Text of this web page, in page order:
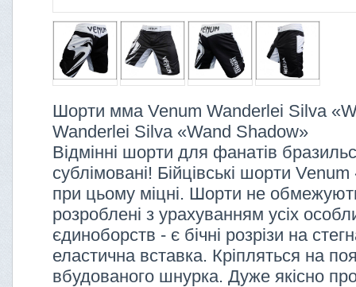
Шорти мма Venum Wanderlei Silva
Wanderlei Silva «Wand Shadow»
Відмінні шорти для фанатів
сублімовані! Бійцівські шорти
при цьому міцні. Шорти не обмежують
розроблені з урахуванням усіх
єдиноборств - є бічні розрізи на
еластична вставка. Кріпляться на
вбудованого шнурка. Дуже якісно